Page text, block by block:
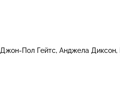
Джон-Пол Гейтс Анджела Диксон